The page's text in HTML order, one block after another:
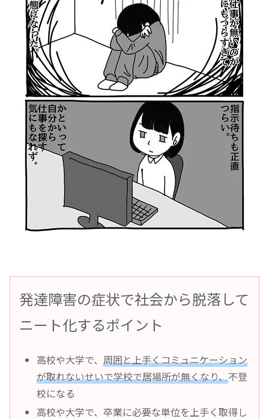
発達障害の症状で社会から脱落して
ニート化するポイント
高校や大学で、周囲と上手くコミュニケーション
が取れないせいで学校で居場所が無くなり、不登
校になる
高校や大学で、卒業に必要な単位を上手く取得し